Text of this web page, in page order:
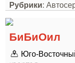
Рубрики:
БиБиОил
Юго-